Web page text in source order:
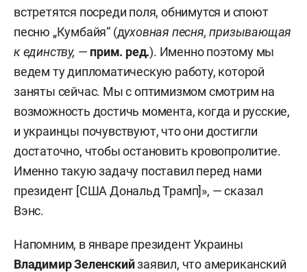
встретятся посреди поля, обнимутся и споют
песню „Кумбайя“ (духовная песня, призывающая
к единству, — прим. ред.). Именно поэтому мы
ведем ту дипломатическую работу, которой
заняты сейчас. Мы с оптимизмом смотрим на
возможность достичь момента, когда и русские,
и украинцы почувствуют, что они достигли
достаточно, чтобы остановить кровопролитие.
Именно такую задачу поставил перед нами
президент [США Дональд Трамп]», — сказал
Вэнс.
Напомним, в январе президент Украины
Владимир Зеленскийзаявил, что американский